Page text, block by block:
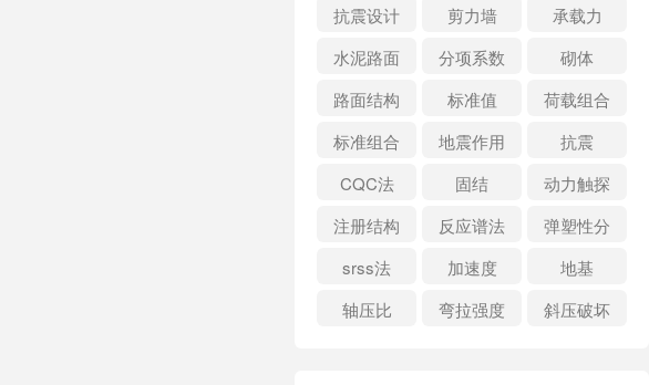
抗震设计 剪力墙
承载力
水泥路面
分项系数
砌体
路面结构
标准值
荷载组合
标准组合
地震作用
抗震
CQC法
固结
动力触探
注册结构
反应谱法
弹塑性分
srss法 加速度
地基
轴压比
弯拉强度 斜压破坏